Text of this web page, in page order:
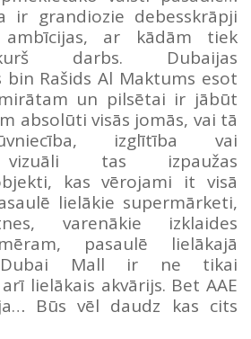
ir grandiozie debesskrāpji
ambīcijas, ar kādām tiek
darbs. Dubaijas
bin Rašids Al Maktums esot
un pilsētai ir jābūt
absolūti visās jomās, vai tā
izglītība vai
vizuāli tas izpaužas
kas vērojami it visā
lielākie supermārketi,
varenākie izklaides
pasaulē lielākajā
Dubai Mall ir ne tikai
lielākais akvārijs. Bet AAE
Būs vēl daudz kas cits